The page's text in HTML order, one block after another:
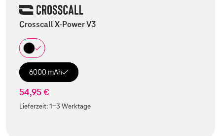
Crosscall X-Power V3
6000 mAh
54,95 €
Lieferzeit:1-3 Werktage